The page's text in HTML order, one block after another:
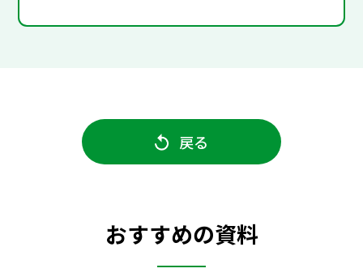
戻る
おすすめの資料